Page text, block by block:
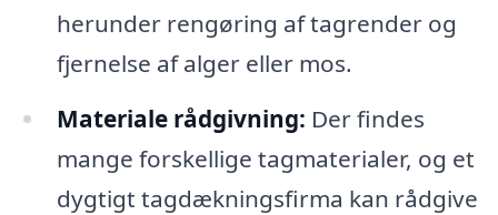
herunder rengøring af tagrender og
fjernelse af alger eller mos.
Materiale rådgivning: Der findes
mange forskellige tagmaterialer, og et
dygtigt tagdækningsfirma kan rådgive